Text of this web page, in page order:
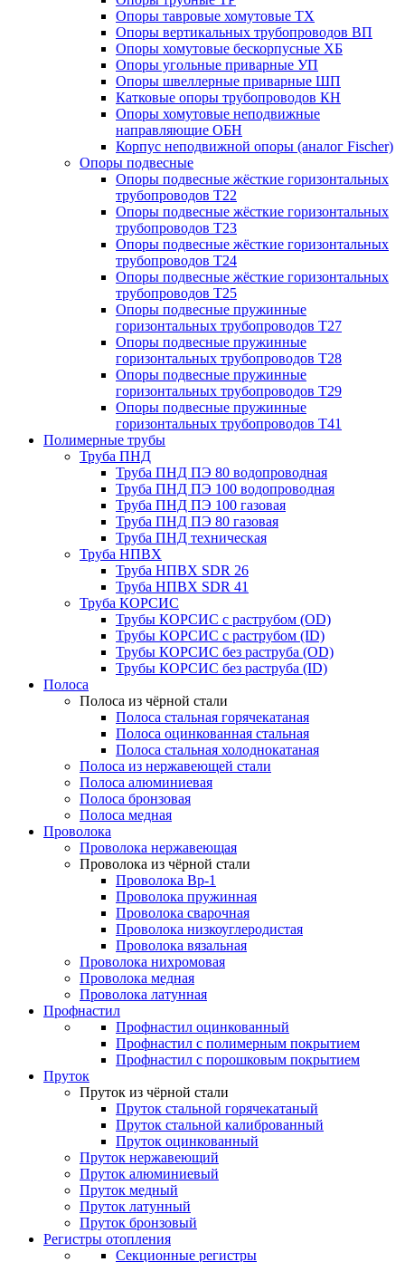
Опоры тавровые хомутовые ТХ
Опоры вертикальных трубопроводов ВП
Опоры хомутовые бескорпусные ХБ
Опоры угольные приварные УП
Опоры швеллерные приварные ШП
Катковые опоры трубопроводов КН
Опоры хомутовые неподвижные
направляющие ОБН
Корпус неподвижной опоры (аналог Fischer)
Опоры подвесные
Опоры подвесные жёсткие горизонтальных
трубопроводов Т22
Опоры подвесные жёсткие горизонтальных
трубопроводов Т23
Опоры подвесные жёсткие горизонтальных
трубопроводов Т24
Опоры подвесные жёсткие горизонтальных
трубопроводов Т25
Опоры подвесные пружинные
горизонтальных трубопроводов Т27
Опоры подвесные пружинные
горизонтальных трубопроводов Т28
Опоры подвесные пружинные
горизонтальных трубопроводов Т29
Опоры подвесные пружинные
горизонтальных трубопроводов Т41
Полимерные трубы
Труба ПНД
Труба ПНД ПЭ 80 водопроводная
Труба ПНД ПЭ 100 водопроводная
Труба ПНД ПЭ 100 газовая
Труба ПНД ПЭ 80 газовая
Труба ПНД техническая
Труба НПВХ
Труба НПВХ SDR 26
Труба НПВХ SDR 41
Труба КОРСИС
Трубы КОРСИС с раструбом (OD)
Трубы КОРСИС с раструбом (ID)
Трубы КОРСИС без раструба (OD)
Трубы КОРСИС без раструба (ID)
Полоса
Полоса из чёрной стали
Полоса стальная горячекатаная
Полоса оцинкованная стальная
Полоса стальная холоднокатаная
Полоса из нержавеющей стали
Полоса алюминиевая
Полоса бронзовая
Полоса медная
Проволока
Проволока нержавеющая
Проволока из чёрной стали
Проволока Вр-1
Проволока пружинная
Проволока сварочная
Проволока низкоуглеродистая
Проволока вязальная
Проволока нихромовая
Проволока медная
Проволока латунная
Профнастил
Профнастил оцинкованный
Профнастил с полимерным покрытием
Профнастил с порошковым покрытием
Пруток
Пруток из чёрной стали
Пруток стальной горячекатаный
Пруток стальной калиброванный
Пруток оцинкованный
Пруток нержавеющий
Пруток алюминиевый
Пруток медный
Пруток латунный
Пруток бронзовый
Регистры отопления
Секционные регистры